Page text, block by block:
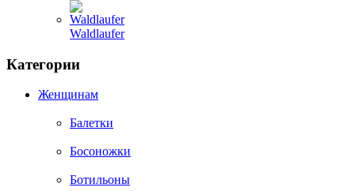
Waldlaufer
Категории
Женщинам
Балетки
Босоножки
Ботильоны